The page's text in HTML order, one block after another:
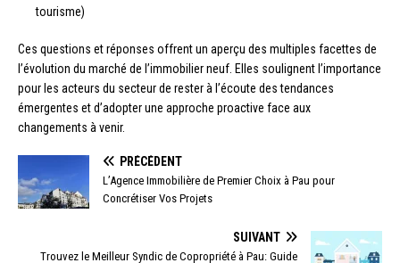
tourisme)
Ces questions et réponses offrent un aperçu des multiples facettes de
l’évolution du marché de l’immobilier neuf. Elles soulignent l’importance
pour les acteurs du secteur de rester à l’écoute des tendances
émergentes et d’adopter une approche proactive face aux
changements à venir.
PRÉCÉDENT
L’Agence Immobilière de Premier Choix à Pau pour
Concrétiser Vos Projets
SUIVANT
Trouvez le Meilleur Syndic de Copropriété à Pau: Guide